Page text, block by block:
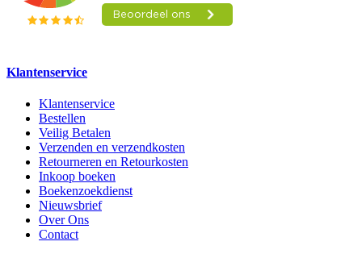
Klantenservice
Klantenservice
Bestellen
Veilig Betalen
Verzenden en verzendkosten
Retourneren en Retourkosten
Inkoop boeken
Boekenzoekdienst
Nieuwsbrief
Over Ons
Contact